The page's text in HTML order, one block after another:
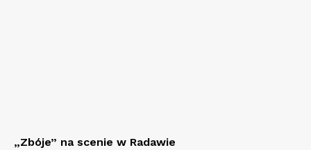
„Zbóje” na scenie w Radawie